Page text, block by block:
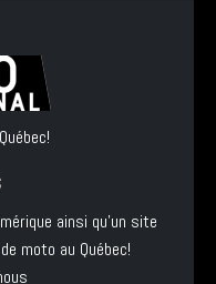
ainsi qu'un site
moto au Québec!